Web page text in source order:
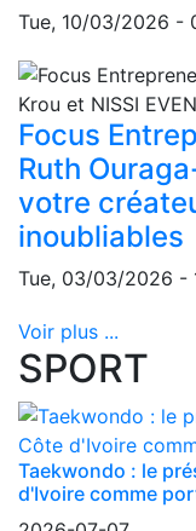
Tue, 10/03/2026 -
Focus
Ruth
votre
inoubliables
Tue, 03/03/2026 -
Voir plus ...
SPORT
Taekwondo : le
d'Ivoire comme